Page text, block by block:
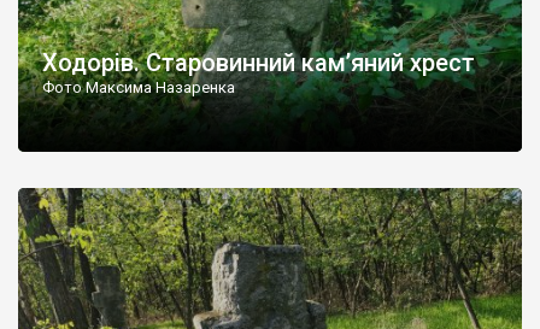
Ходорів. Старовинний кам’яний хрест
Фото Максима Назаренка